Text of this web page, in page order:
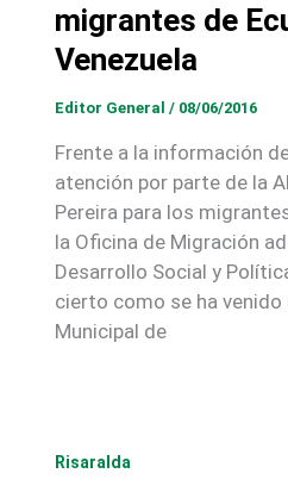
migrantes de
Venezuela
Editor General / 08/06/2016
Frente a la información
atención por parte de la
Pereira para los
la Oficina de Migración
Desarrollo Social y
cierto como se ha
Municipal de
Risaralda